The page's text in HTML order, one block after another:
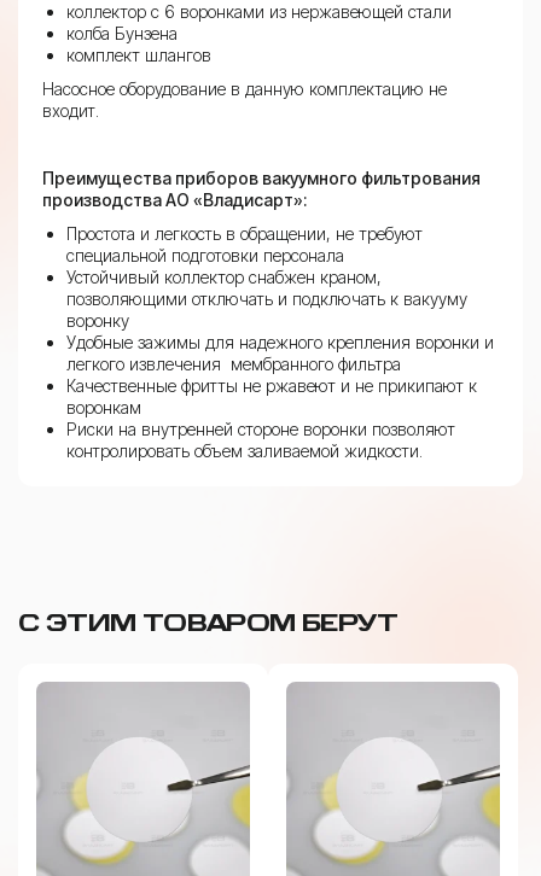
коллектор с 6 воронками из нержавеющей стали
колба Бунзена
комплект шлангов
Насосное оборудование в данную комплектацию не
входит.
Преимущества приборов вакуумного фильтрования
производства АО «Владисарт»:
Простота и легкость в обращении, не требуют
специальной подготовки персонала
Устойчивый коллектор снабжен краном,
позволяющими отключать и подключать к вакууму
воронку
Удобные зажимы для надежного крепления воронки и
легкого извлечения мембранного фильтра
Качественные фритты не ржавеют и не прикипают к
воронкам
Риски на внутренней стороне воронки позволяют
контролировать объем заливаемой жидкости.
С ЭТИМ ТОВАРОМ БЕРУТ